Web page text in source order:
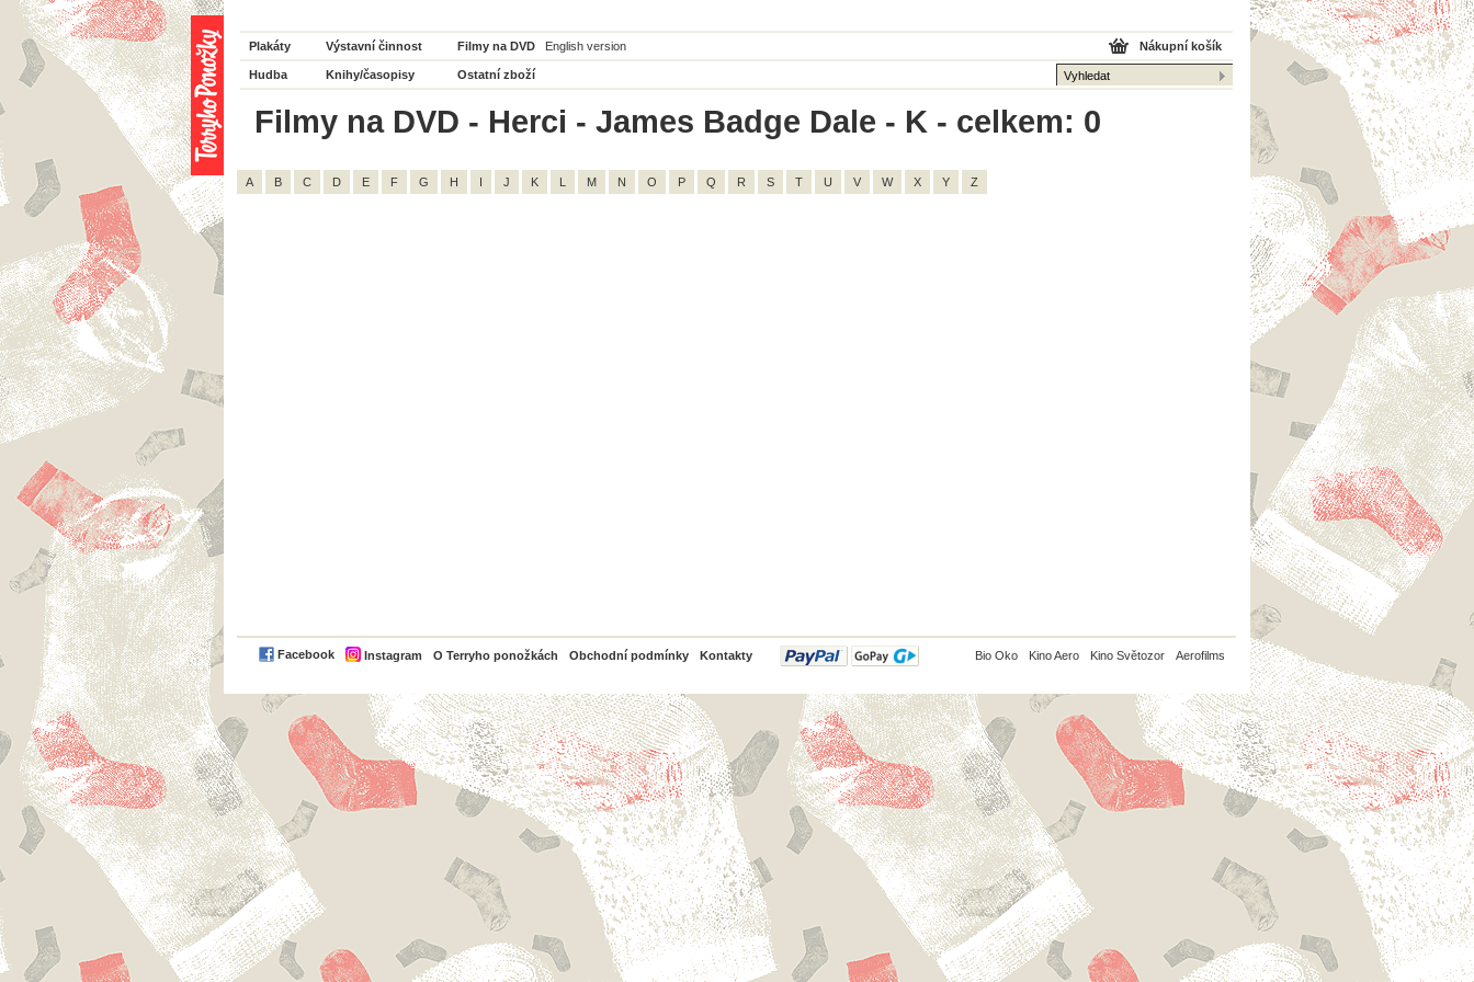
Plakáty Výstavní činnost Filmy na DVD English version
Hudba Knihy/časopisy Ostatní zboží
Nákupní košík
Filmy na DVD - Herci - James Badge Dale - K - celkem: 0
A B C D E F G H I J K L M N O P Q R S T U V W X Y Z
Facebook Instagram O Terryho ponožkách Obchodní podmínky Kontakty
PayPal Bio Oko Kino Aero Kino Světozor Aerofilms